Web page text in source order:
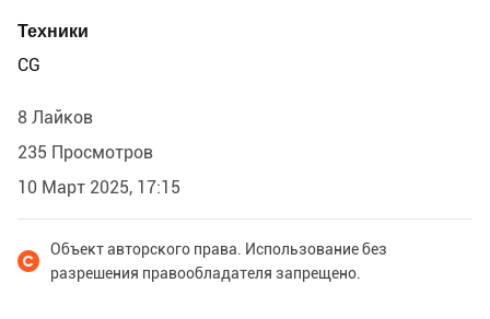
Техники
CG
8 Лайков
235 Просмотров
10 Март 2025, 17:15
Объект авторского права. Использование без
разрешения правообладателя запрещено.